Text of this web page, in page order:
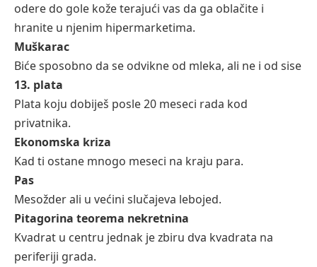
odere do gole kože terajući vas da ga oblačite i
hranite u njenim hipermarketima.
Muškarac
Biće sposobno da se odvikne od mleka, ali ne i od sise
13. plata
Plata koju dobiješ posle 20 meseci rada kod
privatnika.
Ekonomska kriza
Kad ti ostane mnogo meseci na kraju para.
Pas
Mesožder ali u većini slučajeva lebojed.
Pitagorina teorema nekretnina
Kvadrat u centru jednak je zbiru dva kvadrata na
periferiji grada.